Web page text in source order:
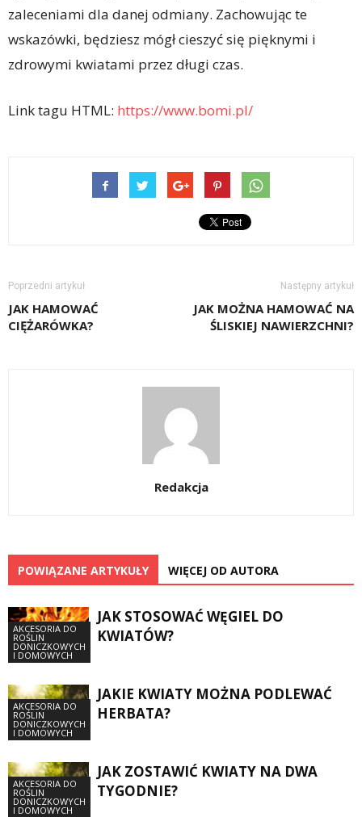
zaleceniami dla danej odmiany. Zachowując te
wskazówki, będziesz mógł cieszyć się pięknymi i
zdrowymi kwiatami przez długi czas.
Link tagu HTML: https://www.bomi.pl/
Poprzedni artykuł
JAK HAMOWAĆ
CIĘŻARÓWKA?
Następny artykuł
JAK MOŻNA HAMOWAĆ NA
ŚLISKIEJ NAWIERZCHNI?
Redakcja
POWIĄZANE ARTYKUŁY WIĘCEJ OD AUTORA
AKCESORIA DO
ROŚLIN
DONICZKOWYCH
I DOMOWYCH
JAK STOSOWAĆ WĘGIEL DO
KWIATÓW?
AKCESORIA DO
ROŚLIN
DONICZKOWYCH
I DOMOWYCH
JAKIE KWIATY MOŻNA PODLEWAĆ
HERBATA?
AKCESORIA DO
ROŚLIN
DONICZKOWYCH
I DOMOWYCH
JAK ZOSTAWIĆ KWIATY NA DWA
TYGODNIE?